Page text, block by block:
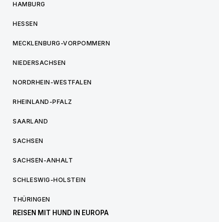
HAMBURG
HESSEN
MECKLENBURG-VORPOMMERN
NIEDERSACHSEN
NORDRHEIN-WESTFALEN
RHEINLAND-PFALZ
SAARLAND
SACHSEN
SACHSEN-ANHALT
SCHLESWIG-HOLSTEIN
THÜRINGEN
REISEN MIT HUND IN EUROPA